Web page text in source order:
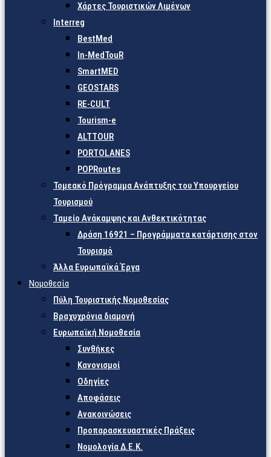
Χάρτες Τουριστικών Λιμένων
Interreg
BestMed
In-MedTouR
SmartMED
GEOSTARS
RE-CULT
Tourism-e
ALTTOUR
PORTOLANES
POPRoutes
Τομεακό Πρόγραμμα Ανάπτυξης του Υπουργείου
Τουρισμού
Ταμείο Ανάκαμψης και Ανθεκτικότητας
Δράση 16921 – Προγράμματα κατάρτισης στον
Τουρισμό
Άλλα Ευρωπαϊκά Έργα
Νομοθεσία
Πύλη Τουριστικής Νομοθεσίας
Βραχυχρόνια διαμονή
Ευρωπαϊκή Νομοθεσία
Συνθήκες
Κανονισμοί
Οδηγίες
Αποφάσεις
Ανακοινώσεις
Προπαρασκευαστικές Πράξεις
Νομολογία Δ.Ε.Κ.